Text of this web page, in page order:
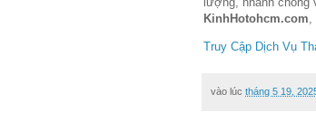
KinhHotohcm.com,
Truy Cập Dịch Vụ
vào lúc tháng 5 19,